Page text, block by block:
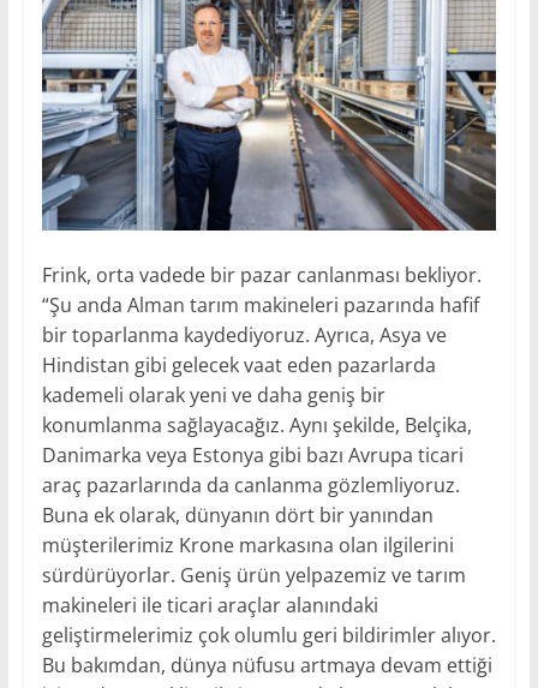
Frink, orta vadede bir pazar canlanması bekliyor.
“Şu anda Alman tarım makineleri pazarında hafif
bir toparlanma kaydediyoruz. Ayrıca, Asya ve
Hindistan gibi gelecek vaat eden pazarlarda
kademeli olarak yeni ve daha geniş bir
konumlanma sağlayacağız. Aynı şekilde, Belçika,
Danimarka veya Estonya gibi bazı Avrupa ticari
araç pazarlarında da canlanma gözlemliyoruz.
Buna ek olarak, dünyanın dört bir yanından
müşterilerimiz Krone markasına olan ilgilerini
sürdürüyorlar. Geniş ürün yelpazemiz ve tarım
makineleri ile ticari araçlar alanındaki
geliştirmelerimiz çok olumlu geri bildirimler alıyor.
Bu bakımdan, dünya nüfusu artmaya devam ettiği